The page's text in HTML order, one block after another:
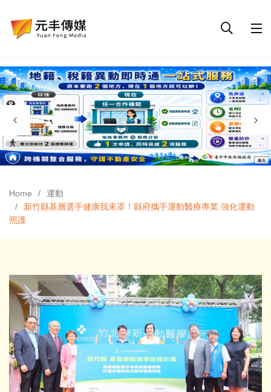
Home
運動
新竹縣基層選手健康我來罩！縣府攜手運動醫療專業 強化運動
照護